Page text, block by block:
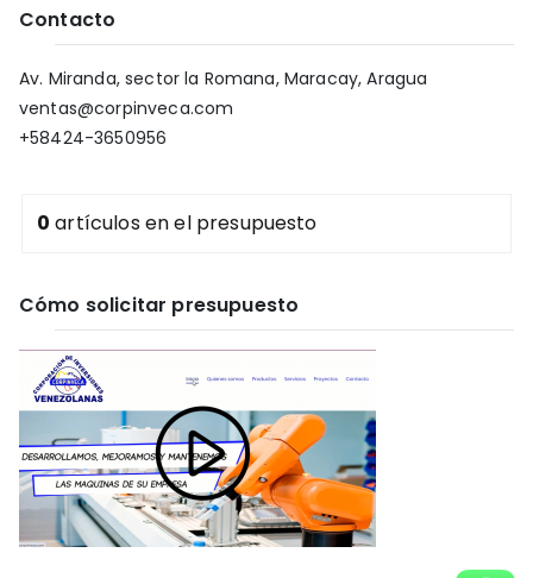
Contacto
Av. Miranda, sector la Romana, Maracay, Aragua
ventas@corpinveca.com
+58424-3650956
0 artículosen el presupuesto
Cómo solicitar presupuesto